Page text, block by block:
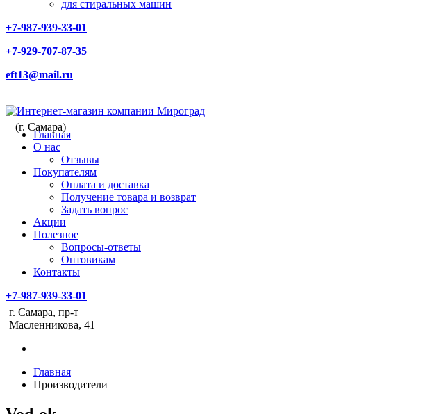
для стиральных машин
+7-987-939-33-01
+7-929-707-87-35
eft13@mail.ru
(г. Самара)
Главная
О нас
Отзывы
Покупателям
Оплата и доставка
Получение товара и возврат
Задать вопрос
Акции
Полезное
Вопросы-ответы
Оптовикам
Контакты
+7-987-939-33-01
г. Самара, пр-т
Масленникова, 41
Главная
Производители